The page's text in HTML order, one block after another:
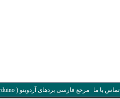
تماس با ما مرجع فارسی بردهای آردوینو ( arduino )